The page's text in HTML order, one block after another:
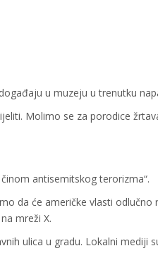
u muzeju u trenutku
Molimo se za porodice
antisemitskog terorizma“.
da će američke vlasti odlučno
mreži X.
ulica u gradu. Lokalni mediji